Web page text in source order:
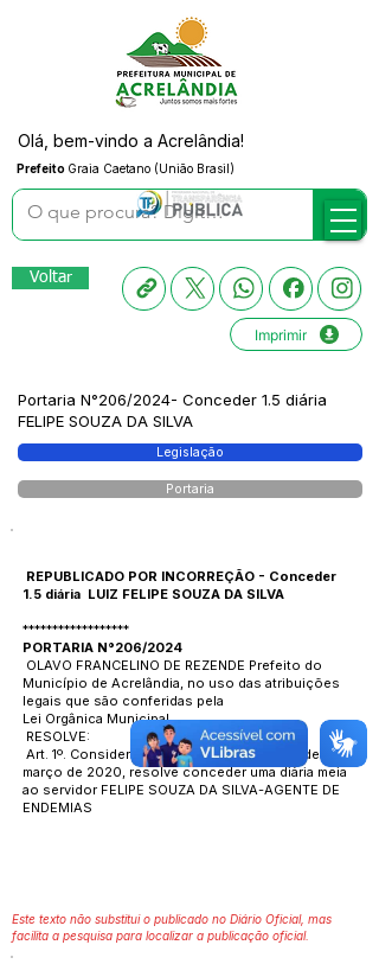
Prefeito Graia Caetano (União Brasil)
Olá, bem-vindo a Acrelândia!
Voltar
Imprimir
Portaria N°206/2024- Conceder 1.5 diária
FELIPE SOUZA DA SILVA
Legislação
Portaria
REPUBLICADO POR INCORREÇÃO - Conceder
1.5 diária LUIZ FELIPE SOUZA DA SILVA
******************
PORTARIA N°206/2024
OLAVO FRANCELINO DE REZENDE Prefeito do
Município de Acrelândia, no uso das atribuições
legais que são conferidas pela
Lei Orgânica Municipal.
RESOLVE:
Art. 1º. Considerando a Lei de n° 709 de 17 de
março de 2020, resolve conceder uma diária meia
ao servidor FELIPE SOUZA DA SILVA-AGENTE DE
ENDEMIAS
Este texto não substitui o publicado no Diário Oficial, mas
facilita a pesquisa para localizar a publicação oficial.